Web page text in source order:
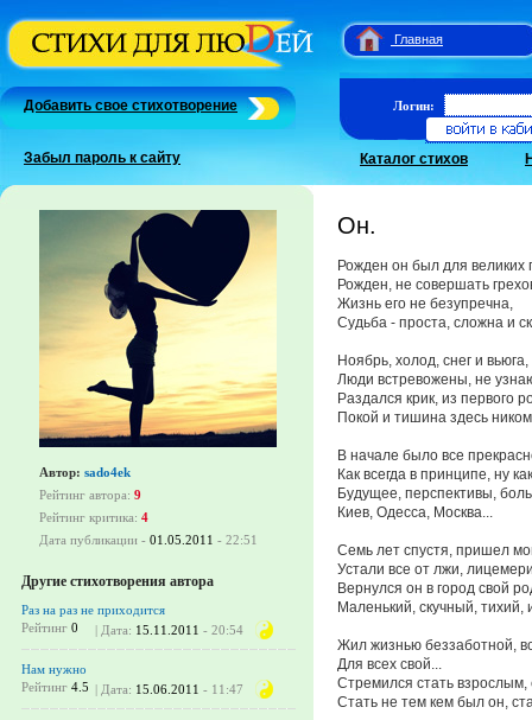
Главная
Добавить свое стихотворение
Забыл пароль к сайту
Логин:
Каталог стихов
Автор: sado4ek
Рейтинг автора: 9
Рейтинг критика: 4
Дата публикации - 01.05.2011 - 22:51
Другие стихотворения автора
Раз на раз не приходится
Рейтинг 0 | Дата: 15.11.2011 - 20:54
Нам нужно
Рейтинг 4.5 | Дата: 15.06.2011 - 11:47
Он.
Рожден он был для великих
Рожден, не совершать
Жизнь его не безупречна,
Судьба - проста, сложна и
Ноябрь, холод, снег и вьюга,
Люди встревожены, не
Раздался крик, из первого
Покой и тишина здесь
В начале было все
Как всегда в принципе, ну
Будущее, перспективы,
Киев, Одесса, Москва...
Семь лет спустя, пришел
Устали все от лжи,
Вернулся он в город свой
Маленький, скучный, тихий,
Жил жизнью беззаботной,
Для всех свой...
Стремился стать
Стать не тем кем был он,